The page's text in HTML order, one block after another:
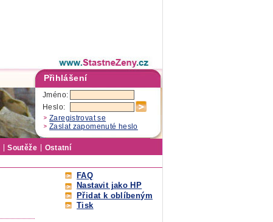
Přihlášení
Jméno:
Heslo:
Zaregistrovat se
Zaslat zapomenuté heslo
Soutěže Ostatní
FAQ
Nastavit jako HP
Přidat k oblíbeným
Tisk